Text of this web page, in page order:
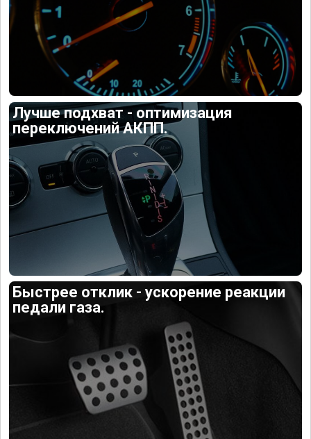
Лучше подхват - оптимизация
переключений АКПП.
Быстрее отклик - ускорение реакции
педали газа.